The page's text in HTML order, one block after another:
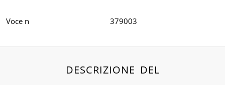
Voce n 379003
DESCRIZIONE DEL